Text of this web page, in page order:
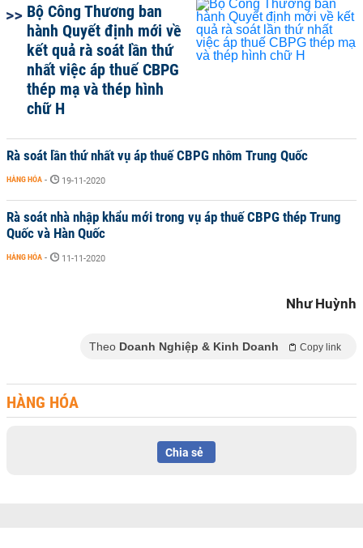
Bộ Công Thương ban
hành Quyết định mới về
kết quả rà soát lần thứ
nhất việc áp thuế CBPG
thép mạ và thép hình
chữ H
Rà soát lần thứ nhất vụ áp thuế CBPG nhôm Trung Quốc
HÀNG HÓA - 19-11-2020
Rà soát nhà nhập khẩu mới trong vụ áp thuế CBPG thép Trung
Quốc và Hàn Quốc
HÀNG HÓA - 11-11-2020
Như Huỳnh
Theo Doanh Nghiệp & Kinh Doanh Copy link
HÀNG HÓA
Chia sẻ